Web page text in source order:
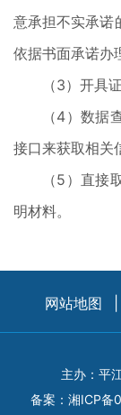
意承担不实承诺
依据书面承诺办
（3）开具
（4）数据
接口来获取相关
（5）直接
明材料。
网站地图
主办：平
备案： 湘ICP备